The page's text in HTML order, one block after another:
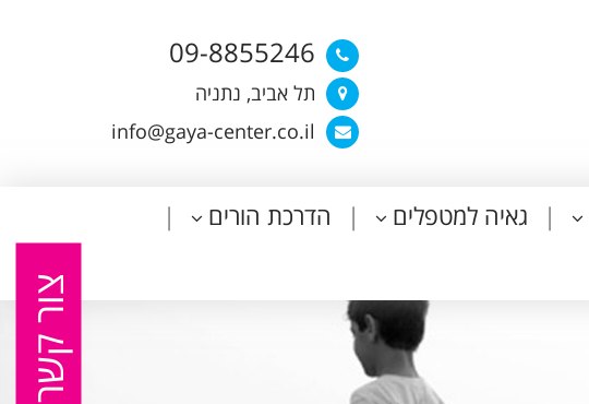
09-8855246
תל אביב, נתניה
info@gaya-center.co.il
גאיה למטפלים
הדרכת הורים
צור קשר